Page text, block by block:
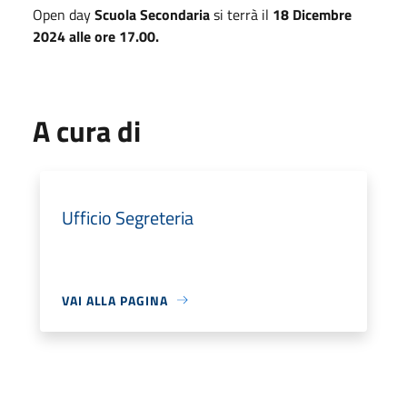
Open dayScuola Secondariasi terrà il 18 Dicembre
2024 alle ore 17.00.
A cura di
Ufficio Segreteria
VAI ALLA PAGINA